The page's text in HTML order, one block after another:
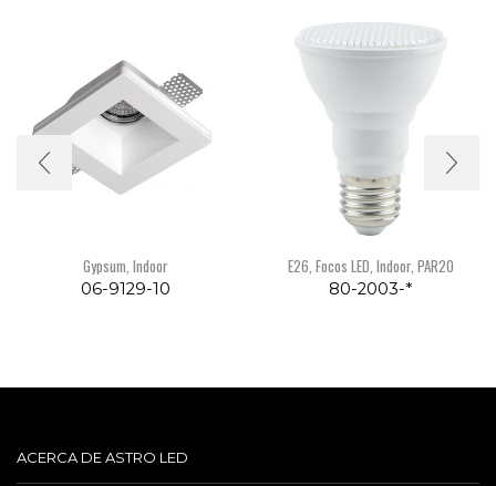
Gypsum Indoor
06-9129-10
E26 Focos LED Indoor, PAR20
80-2003-*
ACERCA DE ASTRO LED